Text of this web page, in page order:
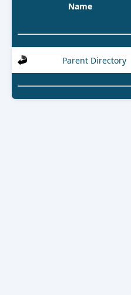
Name
Parent Directory